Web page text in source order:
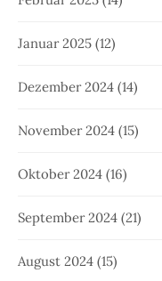
Januar 2025 (12)
Dezember 2024 (14)
November 2024 (15)
Oktober 2024 (16)
September 2024 (21)
August 2024 (15)